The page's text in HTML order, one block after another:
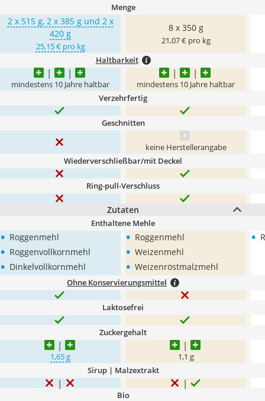
Menge
2 x 515 g, 2 x 385 g und 2 x
420 g
25,15 € pro kg
8 x 350 g
21,07 € pro kg
Haltbarkeit
mindestens 10 Jahre haltbar mindestens 10 Jahre haltbar
Verzehrfertig
Geschnitten
keine Herstellerangabe
Wiederverschließbar/mit Deckel
Ring-pull-Verschluss
Zutaten
Enthaltene Mehle
• Roggenmehl
• Roggenvollkornmehl
• Dinkelvollkornmehl
• Roggenmehl
• Weizenmehl
• Weizenröstmalzmehl
•
Ohne Konservierungsmittel
Laktosefrei
Zuckergehalt
1,65 g 1,1 g
Sirup | Malzextrakt
Bio